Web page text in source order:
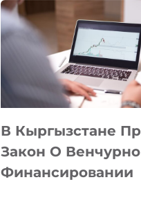
SILK
ROAD
FINANCE
&
TECHNOLOGY
В Кыргызстане
Закон О
Финансировании